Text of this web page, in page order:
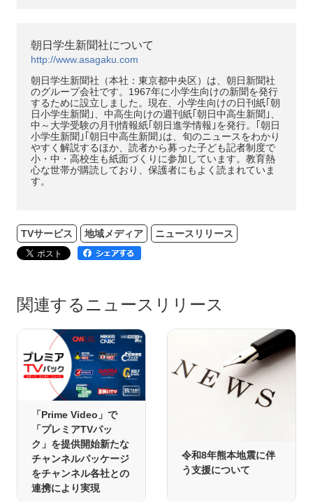
朝日学生新聞社について
http://www.asagaku.com
朝日学生新聞社（本社：東京都中央区）は、朝日新聞社
のグループ会社です。1967年に小学生向けの新聞を発行
するために設立しました。現在、小学生向けの日刊紙｢朝
日小学生新聞｣、中高生向けの週刊紙｢朝日中高生新聞｣、
中～大学受験の月刊情報紙｢朝日進学情報｣を発行。｢朝日
小学生新聞｣｢朝日中高生新聞｣は、旬のニュースをわかり
やすく解説するほか、読者から募った子ども記者制度で
小・中・高校生も紙面づくりに参加しています。教育熱
心な世帯が購読しており、保護者にもよく読まれていま
す。
TVサービス 地域メディア ニュースリリース
関連するニュースリリース
「Prime Video」で
「プレミアTVパッ
ク」を提供開始新たな
チャンネルパッケージ
をチャンネル各社との
連携により実現
令和8年熊本地震に伴
う支援について